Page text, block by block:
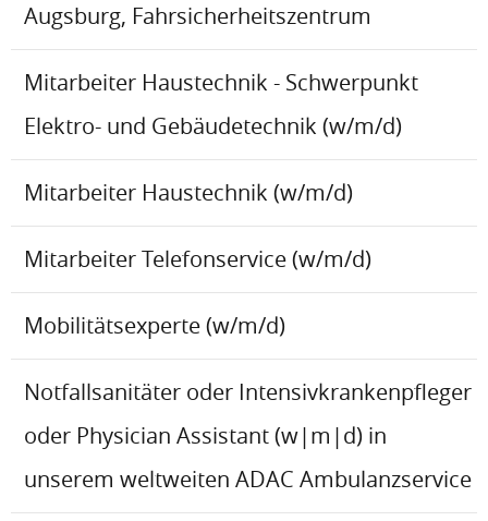
Augsburg, Fahrsicherheitszentrum
Mitarbeiter Haustechnik - Schwerpunkt
Elektro- und Gebäudetechnik (w/m/d)
Mitarbeiter Haustechnik (w/m/d)
Mitarbeiter Telefonservice (w/m/d)
Mobilitätsexperte (w/m/d)
Notfallsanitäter oder Intensivkrankenpfleger
oder Physician Assistant (w|m|d) in
unserem weltweiten ADAC Ambulanzservice